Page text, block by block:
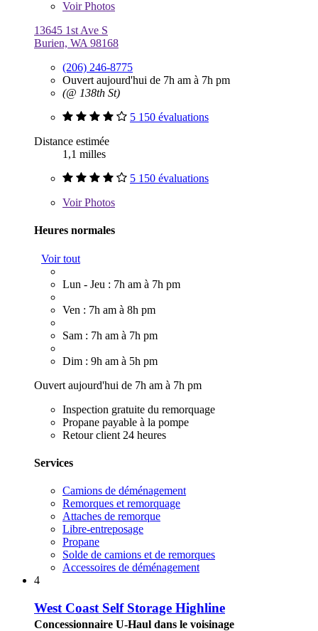
VoirPhotos
13645 1st Ave S
Burien, WA 98168
(206) 246-8775
Ouvert aujourd'hui de 7h am à 7h pm
(@ 138th St)
5 150 évaluations
Distance estimée
1,1 milles
5 150 évaluations
VoirPhotos
Heures normales
Voir tout
Lun - Jeu : 7h am à 7h pm
Ven : 7h am à 8h pm
Sam : 7h am à 7h pm
Dim : 9h am à 5h pm
Ouvert aujourd'hui de 7h am à 7h pm
Inspection gratuite du remorquage
Propane payable à la pompe
Retour client 24 heures
Services
Camions de déménagement
Remorques et remorquage
Attaches de remorque
Libre-entreposage
Propane
Solde de camions et de remorques
Accessoires de déménagement
4
West Coast Self Storage Highline
Concessionnaire U-Haul dans le voisinage